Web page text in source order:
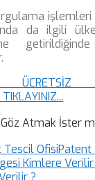
işlemleri
da ilgili
ÜCRETSİZ
Atmak İster
Patent
?